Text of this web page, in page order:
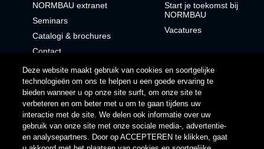
NORMBAU extranet
Seminars
Catalogi & brochures
Contact
Start je toekomst bij
NORMBAU
Vacatures
Contact
Newsletter
Klantenservice
Buitendienst
Contactformulier
Download
Brochures
Catalogus
Productgegevens
Voorwaarden Privacyverklaring Cookiemelding
Deze website maakt gebruik van cookies en soortgelijke
technologieën om ons te helpen u een goede ervaring te
bieden wanneer u op onze site surft, om onze site te
verbeteren en om beter met u om te gaan tijdens uw
interactie met de site. We delen ook informatie over uw
gebruik van onze site met onze sociale media-, advertentie-
en analysepartners. Door op ACCEPTEREN te klikken, gaat